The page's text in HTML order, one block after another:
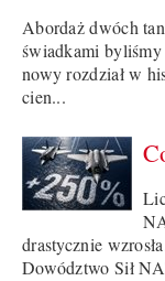
Abordaż dwóch
świadkami byliśmy
nowy rozdział w
cien...
drastycznie
Dowództwo Sił